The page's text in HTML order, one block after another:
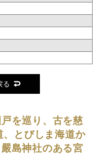
る
を巡り、古を慈
、とびしま海道か
島神社のある宮